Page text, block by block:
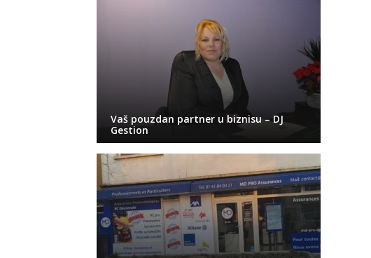
Vaš pouzdan partner u biznisu – DJ
Gestion